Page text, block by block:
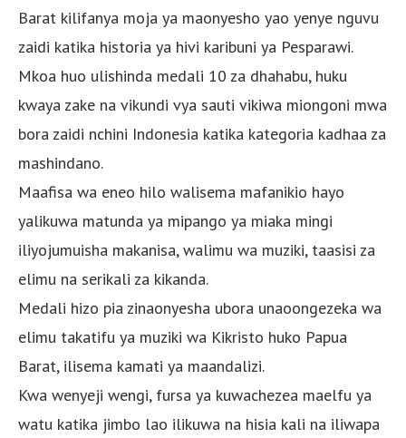
Barat kilifanya moja ya maonyesho yao yenye nguvu
zaidi katika historia ya hivi karibuni ya Pesparawi.
Mkoa huo ulishinda medali 10 za dhahabu, huku
kwaya zake na vikundi vya sauti vikiwa miongoni mwa
bora zaidi nchini Indonesia katika kategoria kadhaa za
mashindano.
Maafisa wa eneo hilo walisema mafanikio hayo
yalikuwa matunda ya mipango ya miaka mingi
iliyojumuisha makanisa, walimu wa muziki, taasisi za
elimu na serikali za kikanda.
Medali hizo pia zinaonyesha ubora unaoongezeka wa
elimu takatifu ya muziki wa Kikristo huko Papua
Barat, ilisema kamati ya maandalizi.
Kwa wenyeji wengi, fursa ya kuwachezea maelfu ya
watu katika jimbo lao ilikuwa na hisia kali na iliwapa